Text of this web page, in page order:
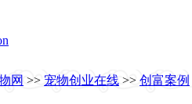
网 >> 宠物创业在线 >> 创富案例